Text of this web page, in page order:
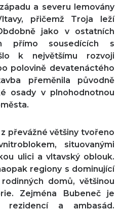
a severu lemovány
přičemž Troja leží
jako v ostatních
přímo sousedících s
k největšímu rozvoji
polovině devatenáctého
přeměnila původně
osady v plnohodnotnou
převážné většiny tvořeno
situovanými
ulici a vltavský oblouk.
regiony s dominující
domů, většinou
Zejména Bubeneč je
rezidencí a ambasád.